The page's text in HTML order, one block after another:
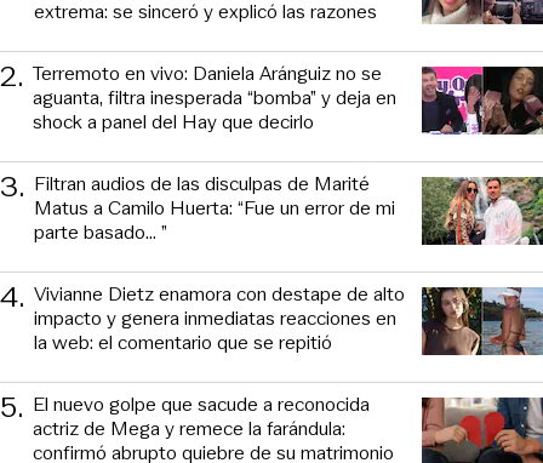
extrema: se sinceró y explicó las razones
2. Terremoto en vivo: Daniela Aránguiz no se
aguanta, filtra inesperada “bomba” y deja en
shock a panel del Hay que decirlo
3. Filtran audios de las disculpas de Marité
Matus a Camilo Huerta: “Fue un error de mi
parte basado... ”
4. Vivianne Dietz enamora con destape de alto
impacto y genera inmediatas reacciones en
la web: el comentario que se repitió
5. El nuevo golpe que sacude a reconocida
actriz de Mega y remece la farándula:
confirmó abrupto quiebre de su matrimonio